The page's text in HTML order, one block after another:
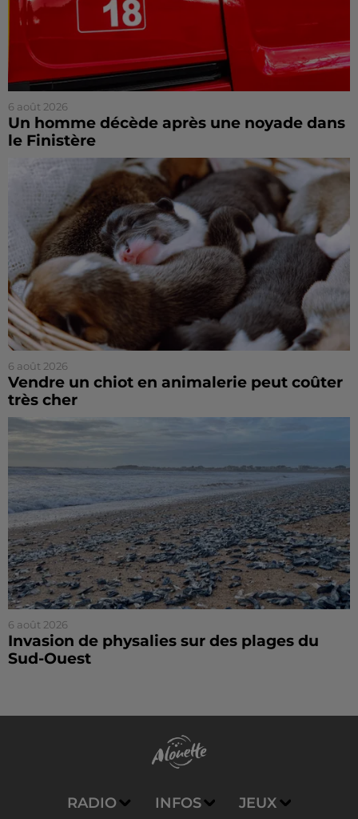
6 août 2026
Un homme décède après une noyade dans
le Finistère
6 août 2026
Vendre un chiot en animalerie peut coûter
très cher
6 août 2026
Invasion de physalies sur des plages du
Sud-Ouest
RADIO INFOS JEUX